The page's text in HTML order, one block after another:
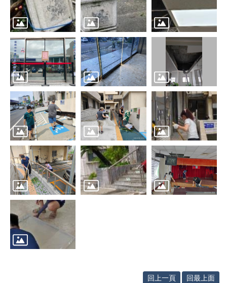
便
民
服
務
民
意
交
流
下
載
專
區
主
題
專
區
其
他
服
務
回上一頁 回最上面